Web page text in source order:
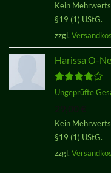
Kein
§19 (1) UStG.
zzgl.
Harissa O-
Bewertet
Ungeprüfte
Kein
§19 (1) UStG.
zzgl.